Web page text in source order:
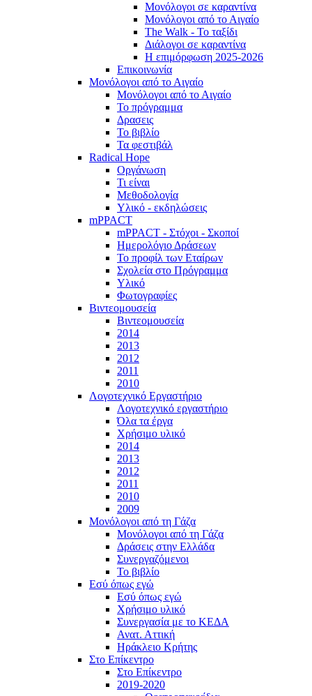
Μονόλογοι σε καραντίνα
Μονόλογοι από το Αιγαίο
The Walk - Το ταξίδι
Διάλογοι σε καραντίνα
Η επιμόρφωση 2025-2026
Επικοινωνία
Μονόλογοι από το Αιγαίο
Μονόλογοι από το Αιγαίο
Το πρόγραμμα
Δρασεις
Το βιβλίο
Τα φεστιβάλ
Radical Hope
Οργάνωση
Τι είναι
Μεθοδολογία
Υλικό - εκδηλώσεις
mPPACT
mPPACT - Στόχοι - Σκοποί
Ημερολόγιο Δράσεων
Το προφίλ των Εταίρων
Σχολεία στο Πρόγραμμα
Υλικό
Φωτογραφίες
Βιντεομουσεία
Βιντεομουσεία
2014
2013
2012
2011
2010
Λογοτεχνικό Εργαστήριο
Λογοτεχνικό εργαστήριο
Όλα τα έργα
Χρήσιμο υλικό
2014
2013
2012
2011
2010
2009
Μονόλογοι από τη Γάζα
Μονόλογοι από τη Γάζα
Δράσεις στην Ελλάδα
Συνεργαζόμενοι
To βιβλίο
Εσύ όπως εγώ
Εσύ όπως εγώ
Χρήσιμο υλικό
Συνεργασία με το ΚΕΔΑ
Ανατ. Αττική
Ηράκλειο Κρήτης
Στο Επίκεντρο
Στο Επίκεντρο
2019-2020